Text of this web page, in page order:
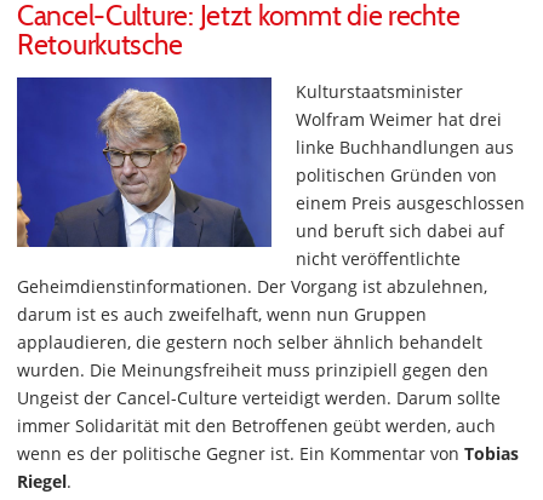
Cancel-Culture: Jetzt kommt die rechte
Retourkutsche
Kulturstaatsminister
Wolfram Weimer hat drei
linke Buchhandlungen aus
politischen Gründen von
einem Preis ausgeschlossen
und beruft sich dabei auf
nicht veröffentlichte
Geheimdienstinformationen. Der Vorgang ist abzulehnen,
darum ist es auch zweifelhaft, wenn nun Gruppen
applaudieren, die gestern noch selber ähnlich behandelt
wurden. Die Meinungsfreiheit muss prinzipiell gegen den
Ungeist der Cancel-Culture verteidigt werden. Darum sollte
immer Solidarität mit den Betroffenen geübt werden, auch
wenn es der politische Gegner ist. Ein Kommentar von Tobias
Riegel.